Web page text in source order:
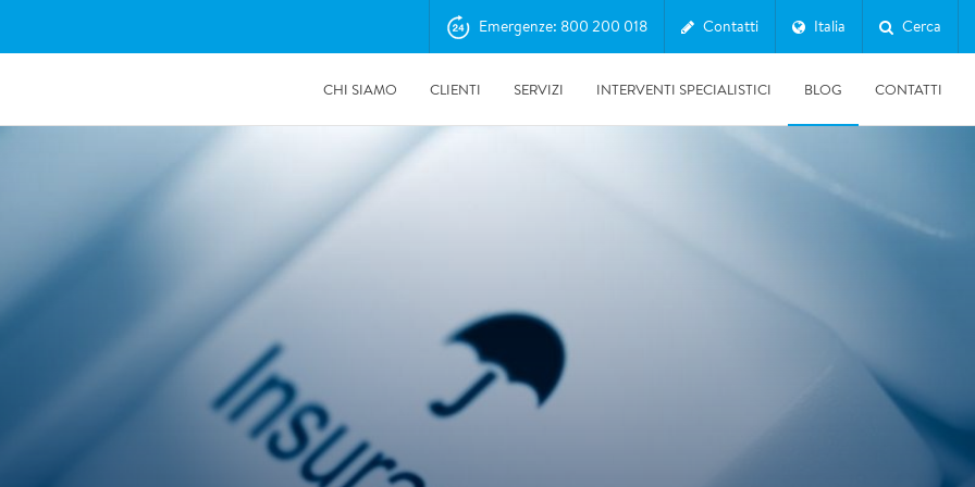
Emergenze: 800 200 018 Contatti Italia Cerca
CHI SIAMO CLIENTI SERVIZI INTERVENTI SPECIALISTICI BLOG
Come la siccità alimenta il rischio di incendi e può favorire
CONTATTI